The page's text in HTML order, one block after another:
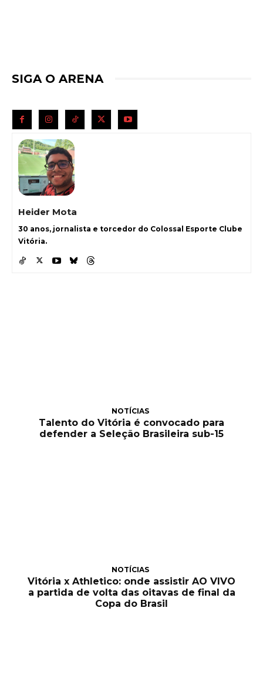
SIGA O ARENA
Heider Mota
30 anos, jornalista e torcedor do Colossal Esporte Clube
Vitória.
NOTÍCIAS
Talento do Vitória é convocado para
defender a Seleção Brasileira sub-15
NOTÍCIAS
Vitória x Athletico: onde assistir AO VIVO
a partida de volta das oitavas de final da
Copa do Brasil